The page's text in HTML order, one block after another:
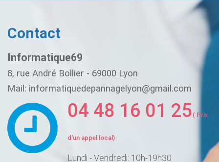
Contact
Informatique69
8, rue André Bollier - 69000 Lyon
Mail: informatiquedepannagelyon@gmail.com
04 48 16 01 25 ( Prix